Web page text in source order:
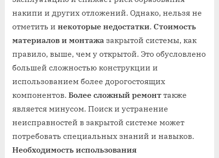
накипи и других отложений. Однако, нельзя не
отметить и некоторые недостатки. Стоимость
материалов и монтажа закрытой системы, как
правило, выше, чем у открытой. Это обусловлено
большей сложностью конструкции и
использованием более дорогостоящих
компонентов. Более сложный ремонт также
является минусом. Поиск и устранение
неисправностей в закрытой системе может
потребовать специальных знаний и навыков.
Необходимость использования